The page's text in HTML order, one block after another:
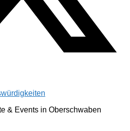
& Events in Oberschwaben